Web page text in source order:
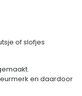
of slofjes
en daardoor